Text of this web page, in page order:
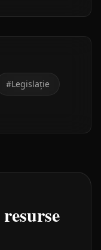
#Legislație